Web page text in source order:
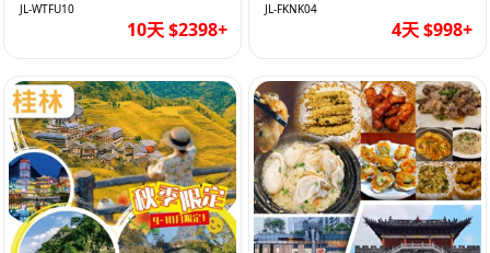
自費10天
JL-WTFU10
10天 $2398+
車超值4天
JL-FKNK04
4天 $998+